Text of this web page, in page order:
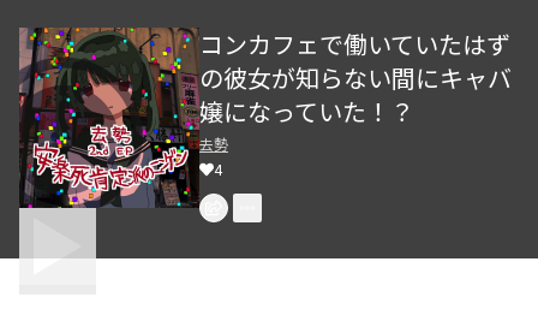
コンカフェで働いていたはず
の彼女が知らない間にキャバ
嬢になっていた！？
去勢
4